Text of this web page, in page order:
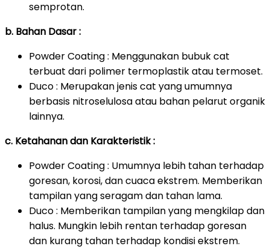
semprotan.
b. Bahan Dasar :
Powder Coating : Menggunakan bubuk cat
terbuat dari polimer termoplastik atau termoset.
Duco : Merupakan jenis cat yang umumnya
berbasis nitroselulosa atau bahan pelarut organik
lainnya.
c. Ketahanan dan Karakteristik :
Powder Coating : Umumnya lebih tahan terhadap
goresan, korosi, dan cuaca ekstrem. Memberikan
tampilan yang seragam dan tahan lama.
Duco : Memberikan tampilan yang mengkilap dan
halus. Mungkin lebih rentan terhadap goresan
dan kurang tahan terhadap kondisi ekstrem.